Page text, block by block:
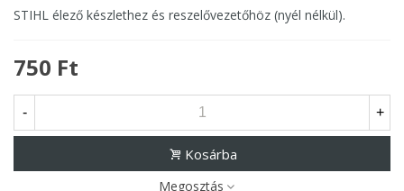
STIHL élező készlethez és reszelővezetőhöz (nyél nélkül).
750 Ft
- +
Kosárba
Megosztás